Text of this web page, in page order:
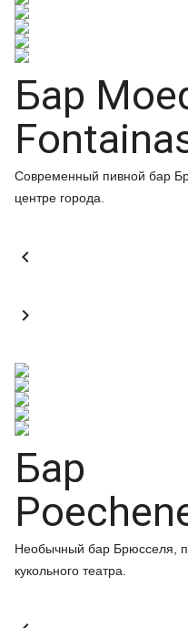
Бар
Современный пивной бар
центре города.


Бар
Необычный бар Брюсселя,
кукольного театра.